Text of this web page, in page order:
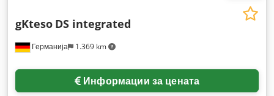
Германија 1.369 km
gKteso DS integrated
Информации за цената